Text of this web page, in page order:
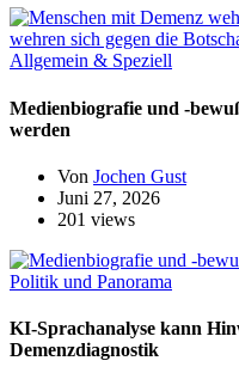
Allgemein & Speziell
Medienbiografie und -
werden
Von Jochen Gust
Juni 27, 2026
201 views
Politik und Panorama
KI-Sprachanalyse kann
Demenzdiagnostik